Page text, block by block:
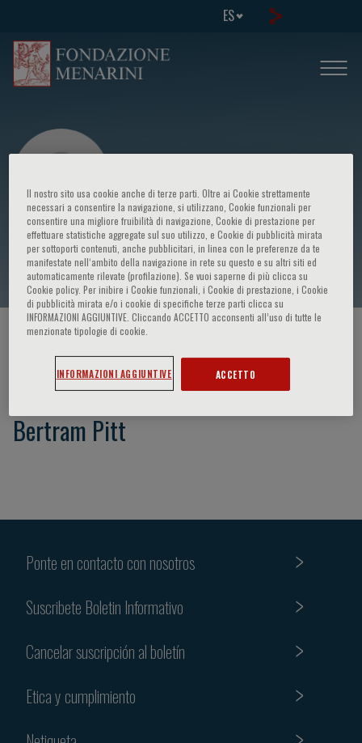
ES
Bertram Pitt
HOME PAGE / CURSOS Y EVENTOS
Bertram Pitt
Ponte en contacto con nosotros
Suscribete Boletin Informativo
Cancelar suscripción al boletín
Etica y cumplimiento
Il nostro sito usa cookie anche di terze parti. Oltre ai Cookie strettamente
necessari a consentire la navigazione, si utilizzano, Cookie funzionali per
consentire una migliore fruibilità di navigazione, Cookie di prestazione per
effettuare statistiche aggregate sul suo utilizzo, e Cookie di pubblicità mirata
per sottoporti contenuti, anche pubblicitari, in linea con le preferenze da te
manifestate nell‘ambito della navigazione in rete su questo e su altri siti ed
automaticamente rilevate (profilazione). Se vuoi saperne di più clicca su
Cookie policy. Per inibire i Cookie funzionali, i Cookie di prestazione, i Cookie
di pubblicità mirata e/o i cookie di specifiche terze parti clicca su
INFORMAZIONI AGGIUNTIVE. Cliccando ACCETTO acconsenti all’uso di tutte le
menzionate tipologie di cookie.
INFORMAZIONI AGGIUNTIVE ACCETTO